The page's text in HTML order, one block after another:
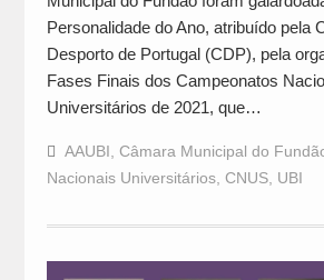
Personalidade do Ano, atribuído pela
Desporto de Portugal (CDP), pela
Fases Finais dos Campeonatos
Universitários de 2021, que…
AAUBI Câmara Municipal do
Nacionais Universitários, CNUS, UBI